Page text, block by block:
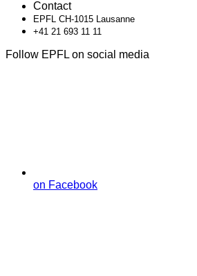
Contact
EPFL CH-1015 Lausanne
+41 21 693 11 11
Follow EPFL on social media
on Facebook